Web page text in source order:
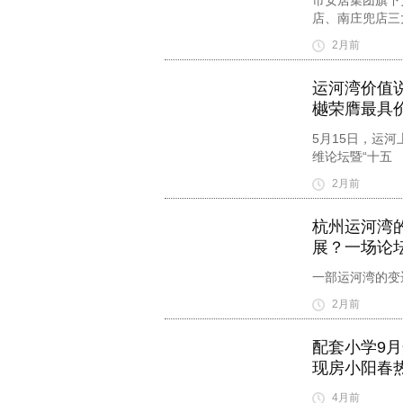
店、南庄兜店
2月前
运河湾价值
樾荣膺最具
5月15日，运
维论坛暨“十五
2月前
杭州运河湾
展？一场论
一部运河湾的
2月前
配套小学9
现房小阳春
4月前